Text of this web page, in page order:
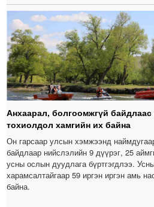
Анхаарал, болгоомжгүй
тохиолдол хамгийн их байна
Он гарсаар улсын хэмжээнд
байдлаар нийслэлийн 9 дүүрэг, 25
усны ослын дуудлага бүртгэгдлээ.
харамсалтайгаар 59 иргэн иргэн амь
байна.